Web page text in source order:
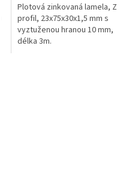
Plotová zinkovaná lamela, Z
profil, 23x75x30x1,5 mm s
vyztuženou hranou 10 mm,
délka 3m.